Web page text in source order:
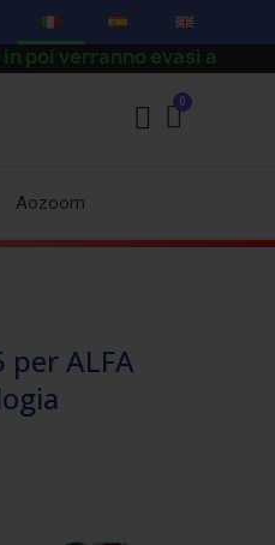
evasi a partire dal
Aozoom
ALFA